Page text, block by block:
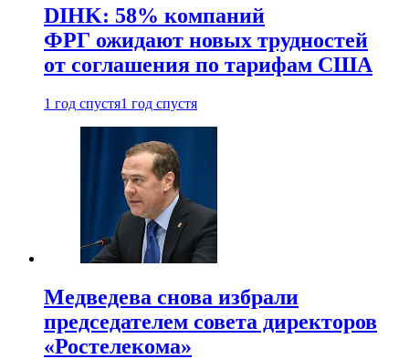
DIHK: 58% компаний
ФРГ ожидают новых трудностей
от соглашения по тарифам США
1 год спустя1 год спустя
Медведева снова избрали
председателем совета директоров
«Ростелекома»